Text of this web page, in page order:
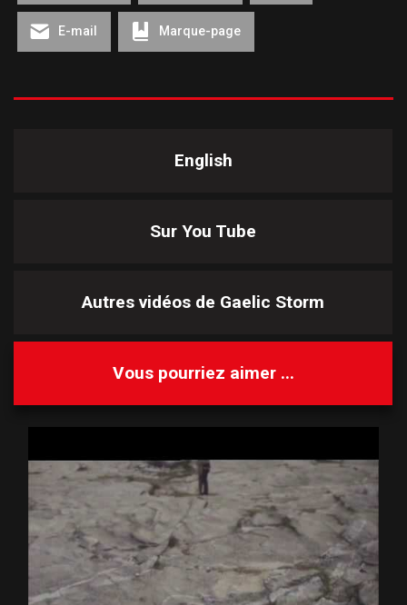
E-mail Marque-page
English
Sur You Tube
Autres vidéos de Gaelic Storm
Vous pourriez aimer ...